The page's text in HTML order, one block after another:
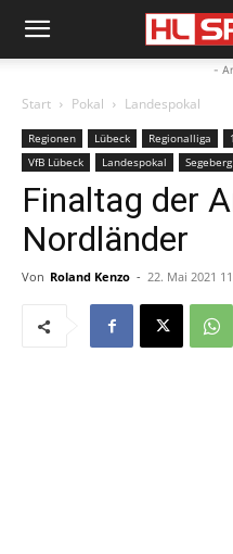
-
Start Pokal Landespokal
Regionen Lübeck Regionalliga
VfB Lübeck
Landespokal Segeberg
Finaltag der
Nordländer
Von Roland Kenzo - 22. Mai 2021